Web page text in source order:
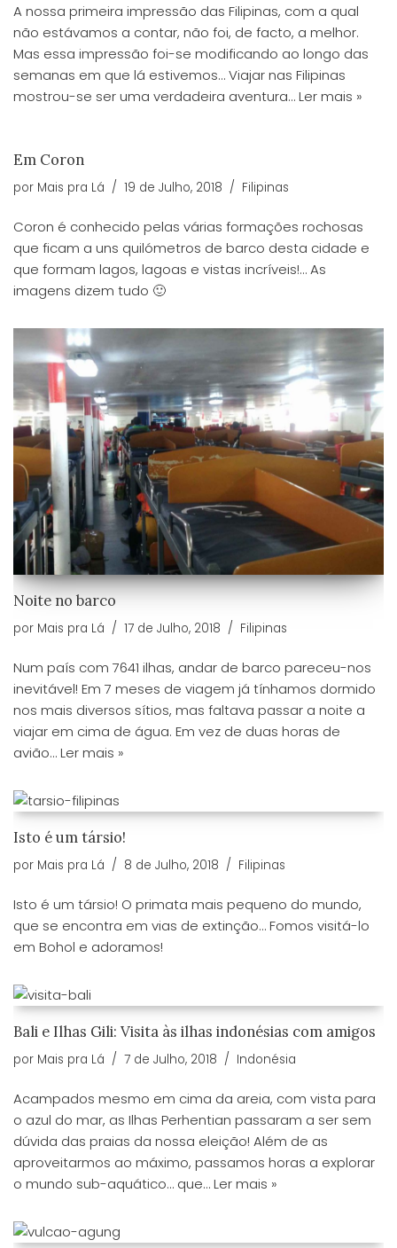
A nossa primeira impressão das Filipinas, com a qual
não estávamos a contar, não foi, de facto, a melhor.
Mas essa impressão foi-se modificando ao longo das
semanas em que lá estivemos… Viajar nas Filipinas
mostrou-se ser uma verdadeira aventura…Ler mais »
Em Coron
por Mais pra Lá 19 de Julho, 2018 Filipinas
Coron é conhecido pelas várias formações rochosas
que ficam a uns quilómetros de barco desta cidade e
que formam lagos, lagoas e vistas incríveis!… As
imagens dizem tudo 🙂
Noite no barco
por Mais pra Lá 17 de Julho, 2018 Filipinas
Num país com 7641 ilhas, andar de barco pareceu-nos
inevitável! Em 7 meses de viagem já tínhamos dormido
nos mais diversos sítios, mas faltava passar a noite a
viajar em cima de água. Em vez de duas horas de
avião…Ler mais »
Isto é um társio!
por Mais pra Lá 8 de Julho, 2018 Filipinas
​Isto é um társio! O primata mais pequeno do mundo,
que se encontra em vias de extinção… Fomos visitá-lo
em Bohol e adoramos!
Bali e Ilhas Gili: Visita às ilhas indonésias com amigos
por Mais pra Lá 7 de Julho, 2018 Indonésia
Acampados mesmo em cima da areia, com vista para
o azul do mar, as Ilhas Perhentian passaram a ser sem
dúvida das praias da nossa eleição! Além de as
aproveitarmos ao máximo, passamos horas a explorar
o mundo sub-aquático… que…Ler mais »